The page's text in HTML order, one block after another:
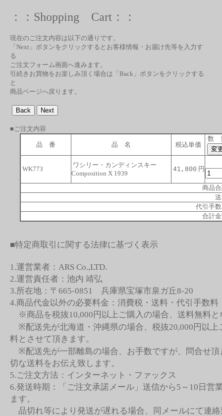
：：Shopping Cart：：
現在のご注文内容は以下の通りです。
「Next」ボタンをクリックするとお客様情報・お届け先等を入力す
る
ご注文フォーム画面へ進みます。
引続きお買物をお楽しみ頂く場合は「Back」ボタンをクリックする
と
商品ページへ戻ります。
■ご注文内容
品 番 品 名 税込単価
数
WK773
ワシリー・カンディンスキー
Composition X 1939
41,800 円
商品
代引手
合計
■特定商取引に関する法律に基づく表示
1.運営業者：ARS Co.,LTD.
2.運営責任者：池内 靖弘
3.所在地：〒665-0851 兵庫県宝塚市泉ガ丘8-20
4.商品代金以外の必要料金：消費税・送料・代引手数料
※商品を税抜10,000円以上ご購入の場合、送料無料と
※配送先が北海道・沖縄県の場合、税抜20,000円以上
料とさせて頂きます。
※配送先が一部離島の場合、お手数ですが、問合せ頂
切な送料をお伝え致します。
5.ご注文方法：インターネット・ファックス
6.発送時期：「ご注文承諾メール」送信から5～10日営
ます。
品切れ等により発送が遅れる場合、同メールにて連